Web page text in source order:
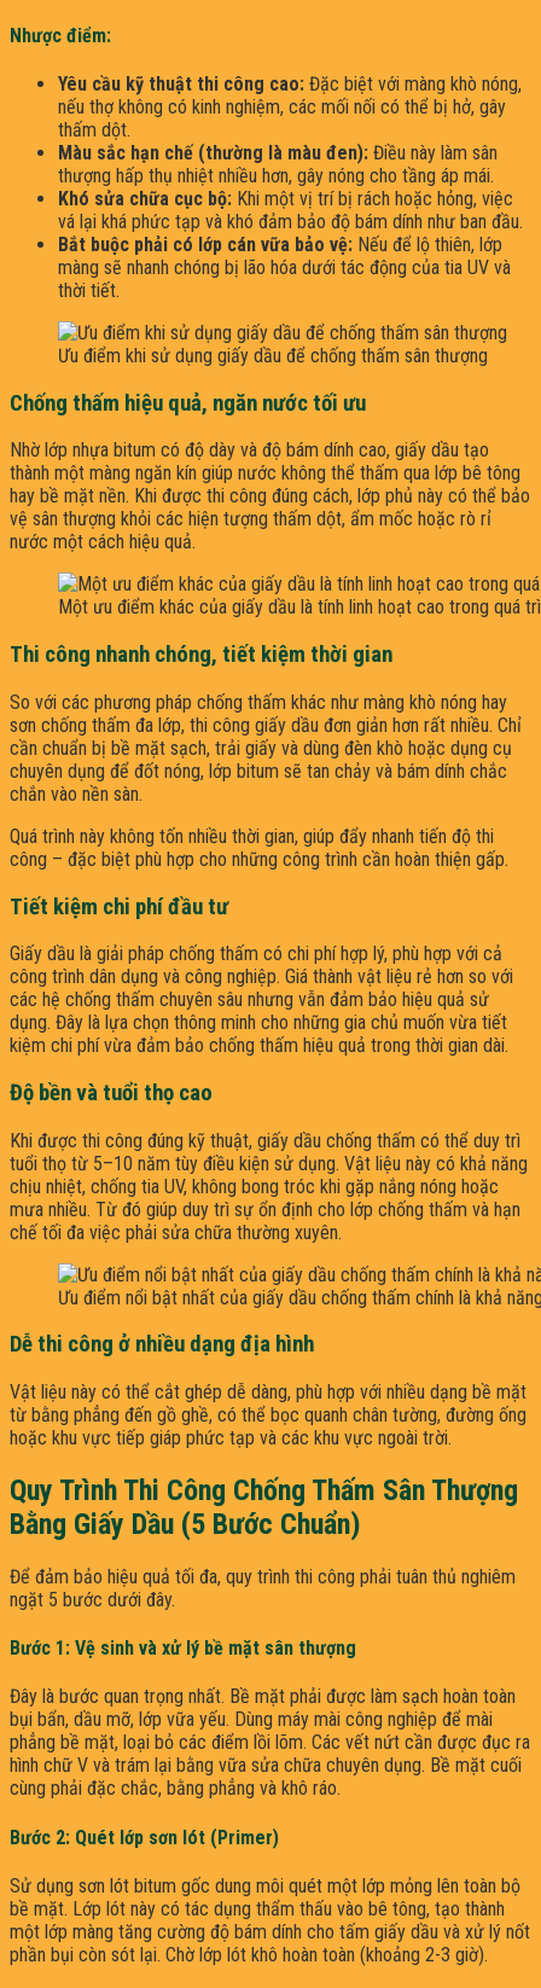
Nhược điểm:
Yêu cầu kỹ thuật thi công cao: Đặc biệt với màng khò nóng,
nếu thợ không có kinh nghiệm, các mối nối có thể bị hở, gây
thấm dột.
Màu sắc hạn chế (thường là màu đen): Điều này làm sân
thượng hấp thụ nhiệt nhiều hơn, gây nóng cho tầng áp mái.
Khó sửa chữa cục bộ: Khi một vị trí bị rách hoặc hỏng, việc
vá lại khá phức tạp và khó đảm bảo độ bám dính như ban đầu.
Bắt buộc phải có lớp cán vữa bảo vệ: Nếu để lộ thiên, lớp
màng sẽ nhanh chóng bị lão hóa dưới tác động của tia UV và
thời tiết.
Ưu điểm khi sử dụng giấy dầu để chống thấm sân thượng
Chống thấm hiệu quả, ngăn nước tối ưu
Nhờ lớp nhựa bitum có độ dày và độ bám dính cao, giấy dầu tạo
thành một màng ngăn kín giúp nước không thể thấm qua lớp bê tông
hay bề mặt nền. Khi được thi công đúng cách, lớp phủ này có thể bảo
vệ sân thượng khỏi các hiện tượng thấm dột, ẩm mốc hoặc rò rỉ
nước một cách hiệu quả.
Một ưu điểm khác của giấy dầu là tính linh hoạt cao trong quá
Thi công nhanh chóng, tiết kiệm thời gian
So với các phương pháp chống thấm khác như màng khò nóng hay
sơn chống thấm đa lớp, thi công giấy dầu đơn giản hơn rất nhiều. Chỉ
cần chuẩn bị bề mặt sạch, trải giấy và dùng đèn khò hoặc dụng cụ
chuyên dụng để đốt nóng, lớp bitum sẽ tan chảy và bám dính chắc
chắn vào nền sàn.
Quá trình này không tốn nhiều thời gian, giúp đẩy nhanh tiến độ thi
công – đặc biệt phù hợp cho những công trình cần hoàn thiện gấp.
Tiết kiệm chi phí đầu tư
Giấy dầu là giải pháp chống thấm có chi phí hợp lý, phù hợp với cả
công trình dân dụng và công nghiệp. Giá thành vật liệu rẻ hơn so với
các hệ chống thấm chuyên sâu nhưng vẫn đảm bảo hiệu quả sử
dụng. Đây là lựa chọn thông minh cho những gia chủ muốn vừa tiết
kiệm chi phí vừa đảm bảo chống thấm hiệu quả trong thời gian dài.
Độ bền và tuổi thọ cao
Khi được thi công đúng kỹ thuật, giấy dầu chống thấm có thể duy trì
tuổi thọ từ 5–10 năm tùy điều kiện sử dụng. Vật liệu này có khả năng
chịu nhiệt, chống tia UV, không bong tróc khi gặp nắng nóng hoặc
mưa nhiều. Từ đó giúp duy trì sự ổn định cho lớp chống thấm và hạn
chế tối đa việc phải sửa chữa thường xuyên.
Ưu điểm nổi bật nhất của giấy dầu chống thấm chính là khả
Dễ thi công ở nhiều dạng địa hình
Vật liệu này có thể cắt ghép dễ dàng, phù hợp với nhiều dạng bề mặt
từ bằng phẳng đến gồ ghề, có thể bọc quanh chân tường, đường ống
hoặc khu vực tiếp giáp phức tạp và các khu vực ngoài trời.
Quy Trình Thi Công Chống Thấm Sân Thượng
Bằng Giấy Dầu (5 Bước Chuẩn)
Để đảm bảo hiệu quả tối đa, quy trình thi công phải tuân thủ nghiêm
ngặt 5 bước dưới đây.
Bước 1: Vệ sinh và xử lý bề mặt sân thượng
Đây là bước quan trọng nhất. Bề mặt phải được làm sạch hoàn toàn
bụi bẩn, dầu mỡ, lớp vữa yếu. Dùng máy mài công nghiệp để mài
phẳng bề mặt, loại bỏ các điểm lồi lõm. Các vết nứt cần được đục ra
hình chữ V và trám lại bằng vữa sửa chữa chuyên dụng. Bề mặt cuối
cùng phải đặc chắc, bằng phẳng và khô ráo.
Bước 2: Quét lớp sơn lót (Primer)
Sử dụng sơn lót bitum gốc dung môi quét một lớp mỏng lên toàn bộ
bề mặt. Lớp lót này có tác dụng thẩm thấu vào bê tông, tạo thành
một lớp màng tăng cường độ bám dính cho tấm giấy dầu và xử lý nốt
phần bụi còn sót lại. Chờ lớp lót khô hoàn toàn (khoảng 2-3 giờ).